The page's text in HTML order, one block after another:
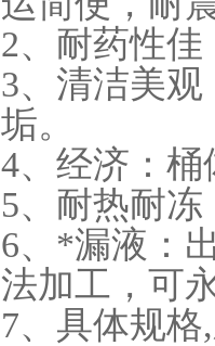
2、耐药性
3、清洁美
垢。
4、经济：
5、耐热耐
6、*漏液：
法加工，可
7、具体规